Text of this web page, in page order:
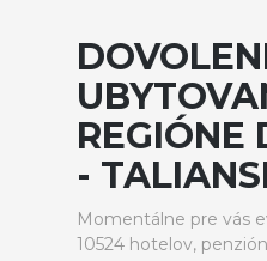
REGIÓNE
-
Momentálne pre vás
10524 hotelov,